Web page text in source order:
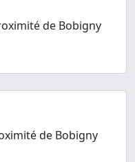
de Bobigny
de Bobigny